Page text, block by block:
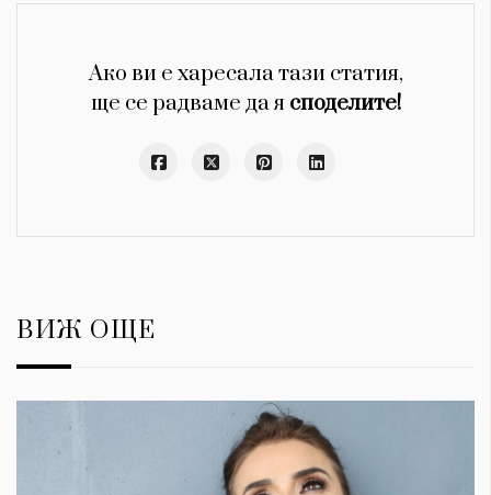
Ако ви е харесала тази статия,
ще се радваме да я споделите!
ВИЖ ОЩЕ